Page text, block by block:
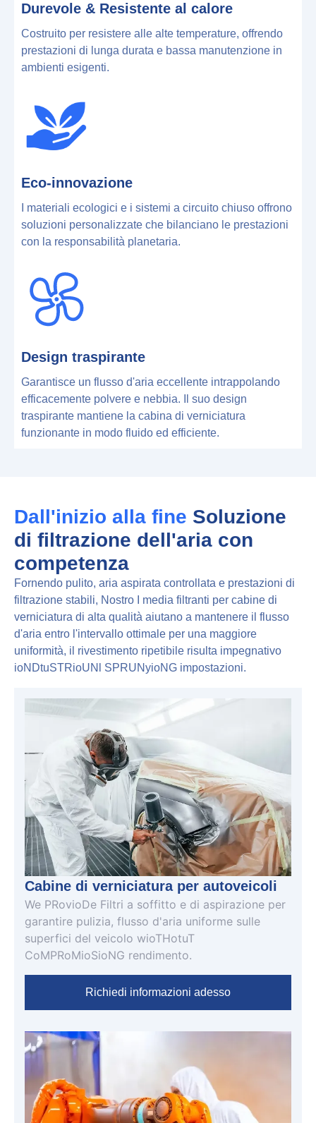
Durevole & Resistente al calore
Costruito per resistere alle alte temperature, offrendo
prestazioni di lunga durata e bassa manutenzione in
ambienti esigenti.
Eco-innovazione
I materiali ecologici e i sistemi a circuito chiuso offrono
soluzioni personalizzate che bilanciano le prestazioni
con la responsabilità planetaria.
Design traspirante
Garantisce un flusso d'aria eccellente intrappolando
efficacemente polvere e nebbia. Il suo design
traspirante mantiene la cabina di verniciatura
funzionante in modo fluido ed efficiente.
Dall'inizio alla fine Soluzione
di filtrazione dell'aria con
competenza
Fornendo pulito, aria aspirata controllata e prestazioni di
filtrazione stabili, Nostro
I media filtranti per cabine di
verniciatura di alta qualità aiutano a mantenere il flusso
d'aria entro l'intervallo ottimale per una maggiore
uniformità, il rivestimento ripetibile risulta impegnativo
ioN DtuSTRioUN SPRUNyioNG impostazioni.
Cabine di verniciatura per autoveicoli
We PRovioDe Filtri a soffitto e di aspirazione per
garantire pulizia, flusso d'aria uniforme sulle
superfici del veicolo wioTHotuT
CoMPRoMioSioNG rendimento.
Richiedi informazioni adesso